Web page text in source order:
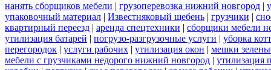
нанять сборщиков мебели | грузоперевозка нижний новгород |
упаковочный материал | Известняковый щебень | грузчики |
квартирный переезд | аренда спецтехники | сборщики мебели
утилизация батарей | погрузо-разгрузочные услуги | уборка
перегородок | услуги рабочих | утилизация окон | мешки
мебели с грузчиками недорого нижний новгород | утилизация